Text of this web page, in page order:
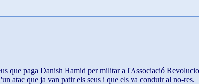
que paga Danish Hamid per militar a l'Associació
atac que ja van patir els seus i que els va conduir al no-res.